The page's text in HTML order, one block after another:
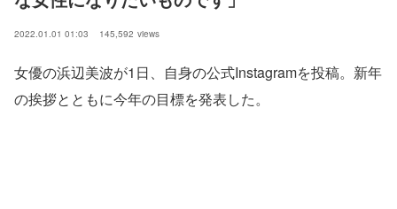
2022.01.01 01:03 145,592 views
女優の浜辺美波が1日、自身の公式Instagramを投稿。新年
の挨拶とともに今年の目標を発表した。